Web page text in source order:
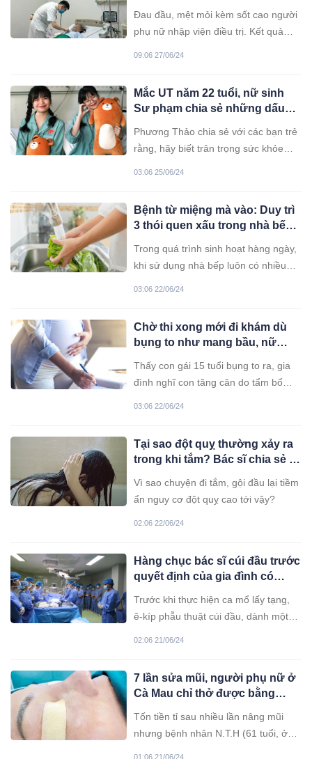
bệnh lây qua muỗi
Đau đầu, mệt mỏi kèm sốt cao người
phụ nữ nhập viện điều trị. Kết quả
09:06 27/06/24
Mắc UT năm 22 tuổi, nữ sinh
Sư phạm chia sẻ những dấu
báo 3 thói quen giới trẻ nên
thay đổi
Phương Thảo chia sẻ với các bạn trẻ
rằng, hãy biết trân trọng sức khỏe
03:06 25/06/24
Bệnh từ miệng mà vào: Duy trì
3 thói quen xấu trong nhà bếp
sôi, bệnh tật bủa vây!
Trong quá trình sinh hoạt hàng ngày,
khi sử dụng nhà bếp luôn có nhiều
03:06 22/06/24
Chờ thi xong mới đi khám dù
bụng to như mang bầu, nữ
Thấy con gái 15 tuổi bụng to ra, gia
đình nghĩ con tăng cân do tẩm bổ
tr:ứng á:c t:ính.
03:06 22/06/24
Tại sao đột quỵ thường xảy ra
trong khi tắm? Bác sĩ chia sẻ 7
nhất, biết sớm để phòng thân
Vì sao chuyện đi tắm, gội đầu lại tiềm
ẩn nguy cơ đột quỵ cao tới vậy?
02:06 22/06/24
Hàng chục bác sĩ cúi đầu trước
quyết định của gia đình có
“hồi sinh” hai cuộc đời
Trước khi thực hiện ca mổ lấy tạng,
ê-kíp phẫu thuật cúi đầu, dành một
02:06 21/06/24
7 lần sửa mũi, người phụ nữ ở
Cà Mau chỉ thở được bằng
Tốn tiền tỉ sau nhiều lần nâng mũi
nhưng bệnh nhân N.T.H (61 tuổi, ở
01:06 21/06/24